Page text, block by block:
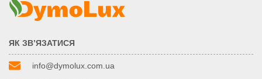
ЯК ЗВ’ЯЗАТИСЯ
info@dymolux.com.ua